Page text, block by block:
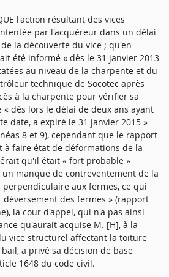
QUE l'action résultant des vices
par l'acquéreur dans un délai
la découverte du vice ; qu'en
été informé « dès le 31 janvier 2013
au niveau de la charpente et du
technique de Socotec après
à la charpente pour vérifier sa
dès lors le délai de deux ans ayant
date, a expiré le 31 janvier 2015 »
8 et 9), cependant que le rapport
à faire état de déformations de la
qu'il était « fort probable »
manque de contreventement de la
aux fermes, ce qui
des fermes » (rapport
la cour d'appel, qui n'a pas ainsi
qu'aurait acquise M. [H], à la
vice structurel affectant la toiture
a privé sa décision de base
1648 du code civil.